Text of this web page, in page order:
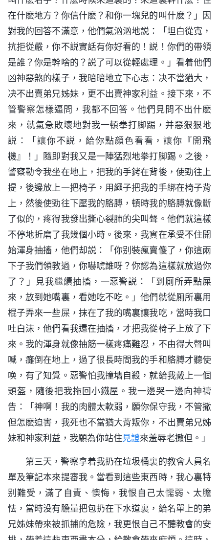
在什麽地方？你信什麽？和你一塊兒的叫什麽？」因
對我的回答不滿意，他們氣汹汹地説：「坦白從寬，
抗拒從嚴，你不説實話有你好看的！説！你們的帶領
是誰？你是幹啥的？説了可以從輕處理。」看着他們
凶神惡煞的樣子，我暗暗地立下心志：决不當猶大，
决不出賣弟兄姊妹，更不出賣神家利益。接下來，不
管警察怎樣逼問，我都不回答。他們見問不出什麽
來，就氣急敗壞地對我一頓拳打脚踢，并惡狠狠地
説：「讓你不説，給你點顔色看看，讓你『開飛
機』！」隨即對我又是一陣猛烈地拳打脚踢。之後，
警察勒令我坐在地上，把我的手銬在背後，使勁往上
提，後邊放上一把椅子，用繩子把我的手綁在椅子背
上，然後使勁往下壓我的胳膊，頓時我的胳膊就像斷
了似的，疼得我發出撕心裂肺的尖叫聲。他們就這樣
不停地折磨了我幾個小時。後來，我實在承受不住開
始渾身抽搐，他們却説：「你别裝瘋賣傻了，你這兩
下子我們領教過，你嚇唬誰呀？你認為這樣就放過你
了？」見我繼續抽搐，一惡警説：「到厠所弄點屎
來，放到她嘴裏，看她吃不吃。」他們就從厠所裏用
棍子弄來一些屎，抹在了我的嘴裏讓我吃，當時我口
吐白沫，他們看我還在抽搐，才把我從椅子上放了下
來。我的渾身就像抽筋一樣疼痛難忍，不由得大聲叫
喊，癱倒在地上，過了很長時間我的手和胳膊才聽使
唤，有了知覺。惡警怕我撞墻自殺，就給我戴上一個
頭盔，隨後把我拖回小鐵屋。我一邊哭一邊向神禱
告：「神啊！我的肉體太軟弱，願你保守我，不管撒
但怎麽迫害，我死也不當猶大背叛你，不出賣弟兄姊
妹和神家利益，我願為你站住見證來羞辱老撒但。」
第三天，警察拿着我扔在垃圾桶裏的教會人員名
單及筆記本來提審我。當看到這些東西時，我心裏特
别難受，滿了自責、懊悔，我恨自己太懦弱、太膽
怯，當時没有膽量把包扔在下水道裏，給名單上的弟
兄姊妹帶來被抓捕的危險，我更恨自己不聽教會的安